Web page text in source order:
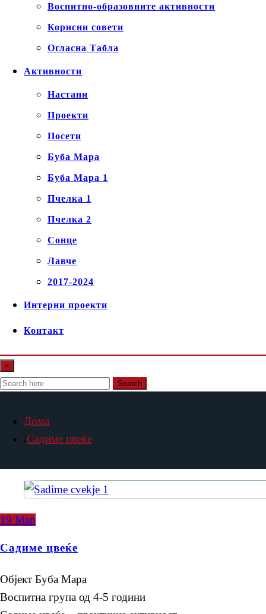
Воспитно-образовните активности
Корисни совети
Огласна Табла
Активности
Настани
Проекти
Посети
Буба Мара
Буба Мара 1
Пчелка 1
Пчелка 2
Сонце
Лавче
2017-2024
Интерни проекти
Контакт
×
Search
Дома
Садиме цвеќе
19 Мар
Садиме цвеќе
Објект Буба Мара
Воспитна група од 4-5 години